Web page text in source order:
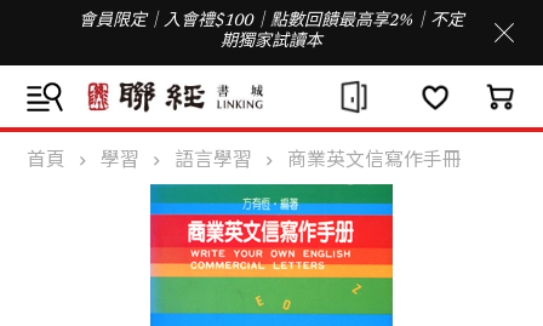
會員限定｜入會禮$100｜點數回饋最高享2%｜不定
期獨家試讀本
首頁 學習 語言學習 商業英文信寫作手冊